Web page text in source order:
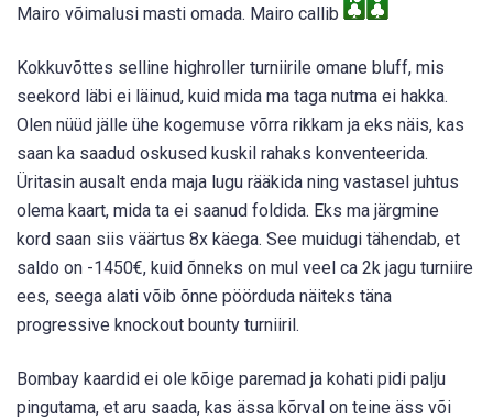
Mairo võimalusi masti omada. Mairo callib
Kokkuvõttes selline highroller turniirile omane bluff, mis
seekord läbi ei läinud, kuid mida ma taga nutma ei hakka.
Olen nüüd jälle ühe kogemuse võrra rikkam ja eks näis, kas
saan ka saadud oskused kuskil rahaks konventeerida.
Üritasin ausalt enda maja lugu rääkida ning vastasel juhtus
olema kaart, mida ta ei saanud foldida. Eks ma järgmine
kord saan siis väärtus 8x käega. See muidugi tähendab, et
saldo on -1450€, kuid õnneks on mul veel ca 2k jagu turniire
ees, seega alati võib õnne pöörduda näiteks täna
progressive knockout bounty turniiril.
Bombay kaardid ei ole kõige paremad ja kohati pidi palju
pingutama, et aru saada, kas ässa kõrval on teine äss või